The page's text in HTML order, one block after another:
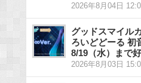
2026年8月04日
グッドスマイル
ろいどどーる 初
8/19（水）まで
2026年8月03日